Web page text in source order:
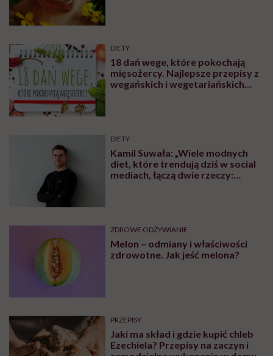
DIETY
18 dań wege, które pokochają
mięsożercy. Najlepsze przepisy z
wegańskich i wegetariańskich
DIETY
Kamil Suwała: „Wiele modnych
diet, które trendują dziś w social
mediach, łączą dwie rzeczy:
ZDROWE ODŻYWIANIE
Melon – odmiany i właściwości
zdrowotne. Jak jeść melona?
PRZEPISY
Jaki ma skład i gdzie kupić chleb
Ezechiela? Przepisy na zaczyn i